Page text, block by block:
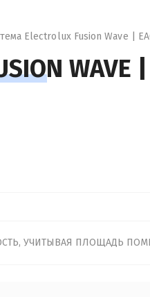
Electrolux Fusion Wave |
WAVE
УЧИТЫВАЯ ПЛОЩАДЬ